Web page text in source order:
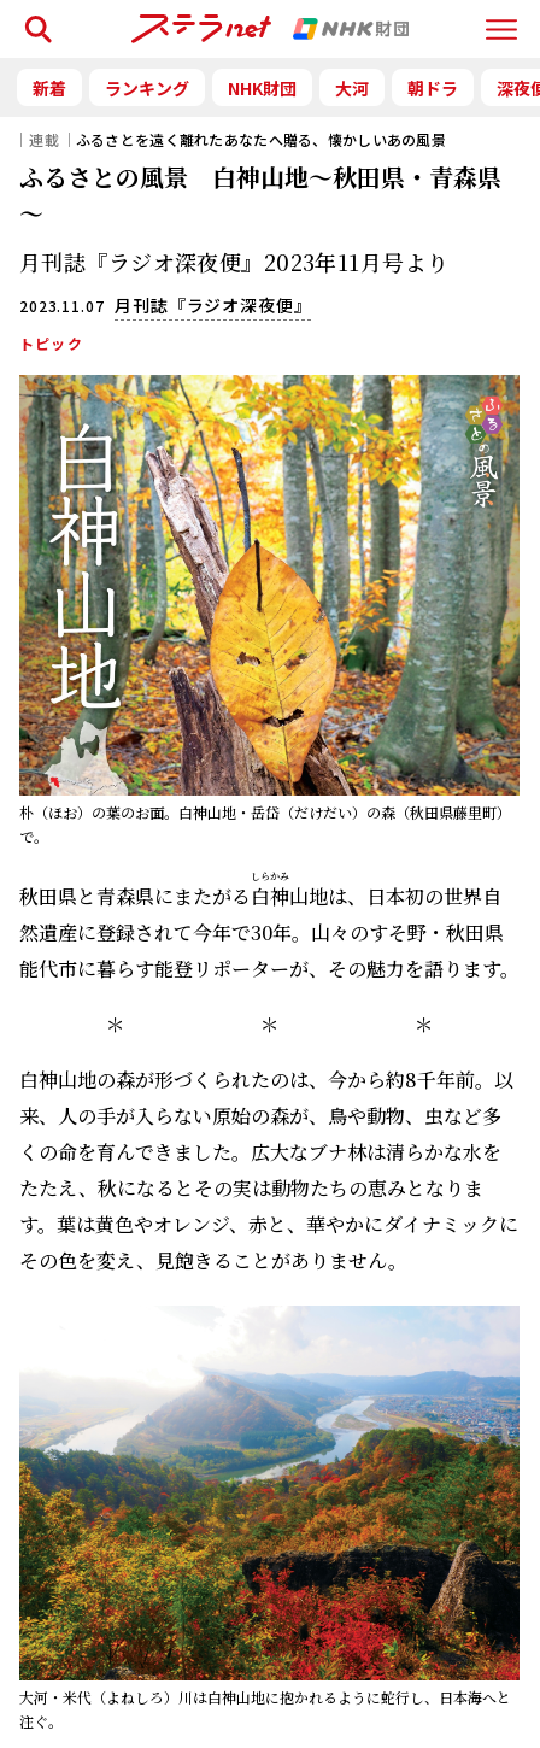
Menu
検索
新着 ランキング NHK財団 大河 朝ドラ 深夜
｜連載｜ふるさとを遠く離れたあなたへ贈る、懐かしいあの風景
ふるさとの風景 白神山地～秋田県・青森県
～
月刊誌『ラジオ深夜便』2023年11月号より
2023.11.07 月刊誌『ラジオ深夜便』
トピック
朴（ほお）の葉のお面。白神山地・岳岱（だけだい）の森（秋田県藤里町）
で。
秋田県と青森県にまたがる白
しら
神
かみ
山地は、日本初の世界自
然遺産に登録されて今年で30年。山々のすそ野・秋田県
能代市に暮らす能登リポーターが、その魅力を語ります。
＊ ＊ ＊
白神山地の森が形づくられたのは、今から約8千年前。以
来、人の手が入らない原始の森が、鳥や動物、虫など多
くの命を育んできました。広大なブナ林は清らかな水を
たたえ、秋になるとその実は動物たちの恵みとなりま
す。葉は黄色やオレンジ、赤と、華やかにダイナミックに
その色を変え、見飽きることがありません。
大河・米代（よねしろ）川は白神山地に抱かれるように蛇行し、日本海へと
注ぐ。